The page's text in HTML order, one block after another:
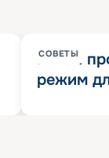
СОВЕТЫ
Китай
режим